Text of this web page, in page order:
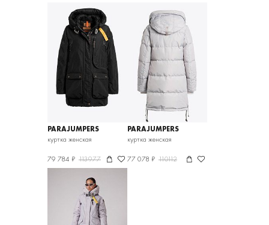
PARAJUMPERS
куртка женская
79 784 ₽ 113977
PARAJUMPERS
куртка женская
77 078 ₽ 110112